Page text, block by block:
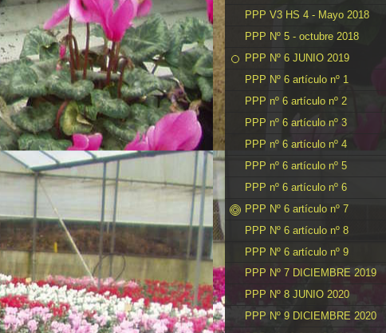
PPP V3 HS 4 - Mayo 2018
PPP Nº 5 - octubre 2018
PPP Nº 6 JUNIO 2019
PPP Nº 6 artículo nº 1
PPP nº 6 artículo nº 2
PPP nº 6 artículo nº 3
PPP nº 6 artículo nº 4
PPP nº 6 artículo nº 5
PPP nº 6 artículo nº 6
PPP Nº 6 artículo nº 7
PPP Nº 6 artículo nº 8
PPP Nº 6 artículo nº 9
PPP Nº 7 DICIEMBRE 2019
PPP Nº 8 JUNIO 2020
PPP Nº 9 DICIEMBRE 2020